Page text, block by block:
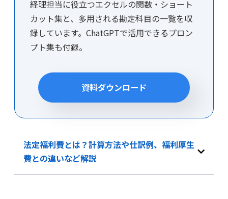
経理担当に役立つエクセルの関数・ショート
カット集と、多用される勘定科目の一覧を収
録しています。ChatGPTで活用できるプロン
プト集も付録。
資料ダウンロード
法定福利費とは？計算方法や仕訳例、福利厚生
費との違いなど解説